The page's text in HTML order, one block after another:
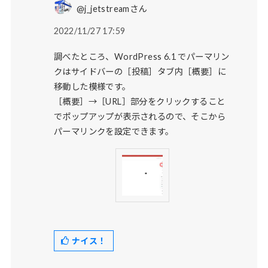
@j_jetstreamさん
2022/11/27 17:59
調べたところ、WordPress 6.1 でパーマリン
クはサイドバーの［投稿］タブ内［概要］に
移動した模様です。
［概要］→［URL］部分をクリックすること
でポップアップが表示されるので、そこから
パーマリンクを設定できます。
ナイス！